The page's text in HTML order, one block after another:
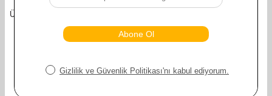
Ürün Açıklaması
Goodyear Yağ Filtreleri Ürünün Kullanım Alanları ve Avantajları: •
parçacıkları, kir, tortu ve diğer yabancı maddeleri filtrelemek için. •